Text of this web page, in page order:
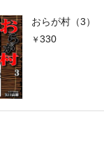
おらが村（3）
330